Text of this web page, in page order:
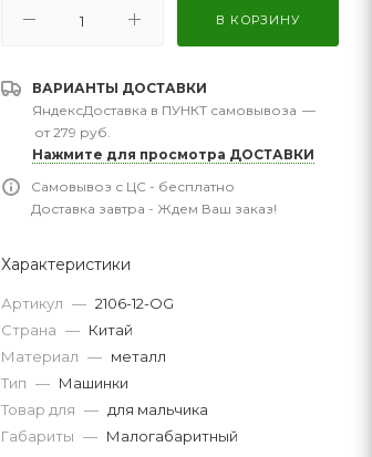
В КОРЗИНУ
ВАРИАНТЫ ДОСТАВКИ
ЯндексДоставка в ПУНКТ самовывоза —
от 279 руб.
Нажмите для просмотра ДОСТАВКИ
Самовывоз с ЦС - бесплатно
Доставка завтра - Ждем Ваш заказ!
Характеристики
Артикул — 2106-12-OG
Страна — Китай
Материал — металл
Тип — Машинки
Товар для — для мальчика
Габариты — Малогабаритный